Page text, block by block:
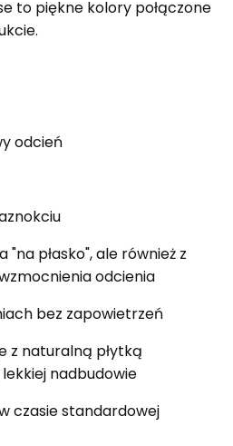
to piękne kolory połączone
odcień
płasko", ale również z
odcienia
bez zapowietrzeń
z naturalną płytką
nadbudowie
czasie standardowej